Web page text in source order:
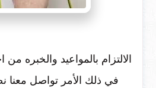
الالتزام بالمواعيد والخبره من
في ذلك الأمر تواصل معنا